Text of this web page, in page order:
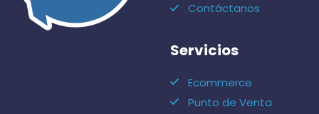
Contáctanos
Servicios
Ecommerce
Punto de Venta